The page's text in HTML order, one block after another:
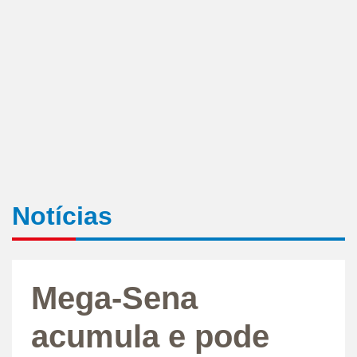
Notícias
Mega-Sena
acumula e pode